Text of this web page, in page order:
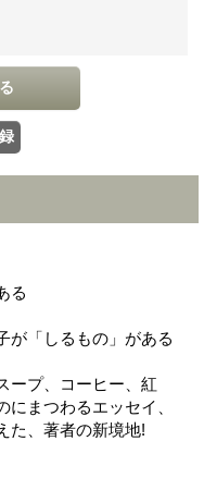
る
が「しるもの」がある
ープ、コーヒー、紅
まつわるエッセイ、
た、著者の新境地!